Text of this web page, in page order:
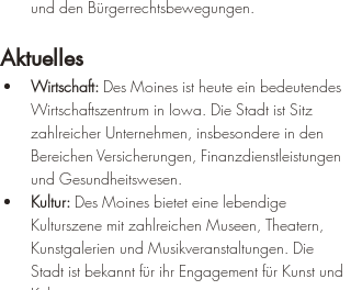
und den Bürgerrechtsbewegungen.
Aktuelles
Wirtschaft: Des Moines ist heute ein bedeutendes
Wirtschaftszentrum in Iowa. Die Stadt ist Sitz
zahlreicher Unternehmen, insbesondere in den
Bereichen Versicherungen, Finanzdienstleistungen
und Gesundheitswesen.
Kultur: Des Moines bietet eine lebendige
Kulturszene mit zahlreichen Museen, Theatern,
Kunstgalerien und Musikveranstaltungen. Die
Stadt ist bekannt für ihr Engagement für Kunst und